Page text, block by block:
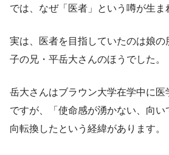
では、なぜ「医者」という噂が生ま
実は、医者を目指していたのは娘の
子の兄・平岳大さんのほうでした。
岳大さんはブラウン大学在学中に
ですが、「使命感が湧かない、向
向転換したという経緯があります。